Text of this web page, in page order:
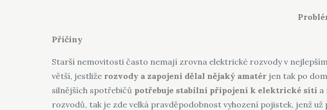
Příčiny
Starší nemovitosti často nemají zrovna elektrické rozvody v
větší, jestliže rozvody a zapojení dělal nějaký amatérjen tak po
silnějších spotřebičů potřebuje stabilní připojení k elektrické síti a
rozvodů, tak je zde velká pravděpodobnost vyhození pojistek, jenž